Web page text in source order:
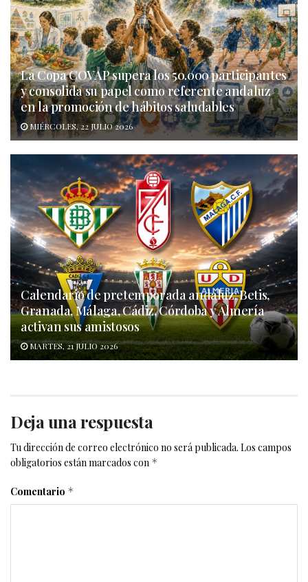
La Copa COVAP supera los 50.000 participantes
y consolida su papel como referente andaluz
en la promoción de hábitos saludables
MIÉRCOLES, 22 JULIO 2026
Calendario de pretemporada andaluz: Betis,
Granada, Málaga, Cádiz, Córdoba y Almería
activan sus amistosos
MARTES, 21 JULIO 2026
Deja una respuesta
Tu dirección de correo electrónico no será publicada. Los campos
obligatorios están marcados con *
Comentario *